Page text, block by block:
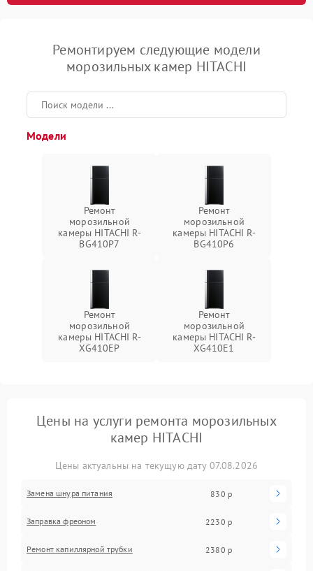
Ремонтируем следующие модели
морозильных камер HITACHI
Модели
Ремонт
морозильной
камеры HITACHI R-
BG410P7
Ремонт
морозильной
камеры HITACHI R-
BG410P6
Ремонт
морозильной
камеры HITACHI R-
XG410EP
Ремонт
морозильной
камеры HITACHI R-
XG410E1
Цены на услуги ремонта морозильных
камер HITACHI
Цены актуальны на текущую дату 07.08.2026
Замена шнура питания 830 р
Заправка фреоном 2230 р
Ремонт капиллярной трубки 2380 р